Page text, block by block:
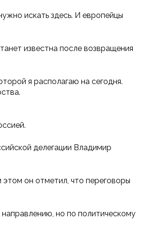
искать здесь. И европейцы
известна после возвращения
я располагаю на сегодня.
делегации Владимир
он отметил, что переговоры
но по политическому